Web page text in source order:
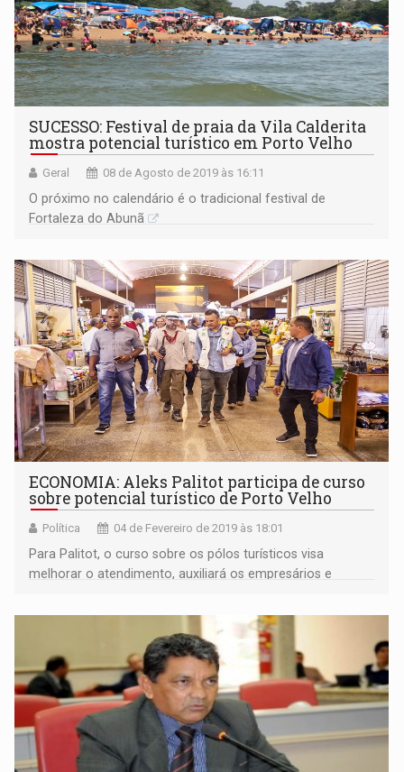
SUCESSO: Festival de praia da Vila Calderita
mostra potencial turístico em Porto Velho
Geral 08 de Agosto de 2019 às 16:11
O próximo no calendário é o tradicional festival de
Fortaleza do Abunã
ECONOMIA: Aleks Palitot participa de curso
sobre potencial turístico de Porto Velho
Política 04 de Fevereiro de 2019 às 18:01
Para Palitot, o curso sobre os pólos turísticos visa
melhorar o atendimento, auxiliará os empresários e